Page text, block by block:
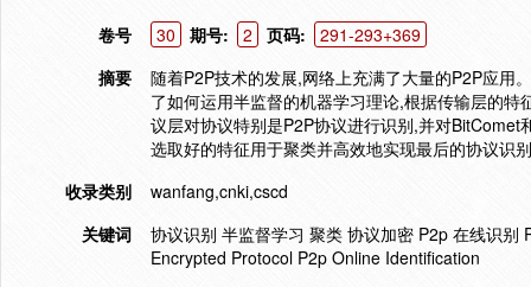
卷号
30 期号: 2 页码:
291-293+369
摘要
随着P2P技术的发展,网络上充满了大量的P2P应用
了如何运用半监督的机器学习理论,根据传输层的
议层对协议特别是P2P协议进行识别,并对
选取好的特征用于聚类并高效地实现最后的协议识
收录类别
wanfang,cnki,cscd
关键词
协议识别 半监督学习 聚类 协议加密 P2p 在线识
Encrypted Protocol P2p Online Identification